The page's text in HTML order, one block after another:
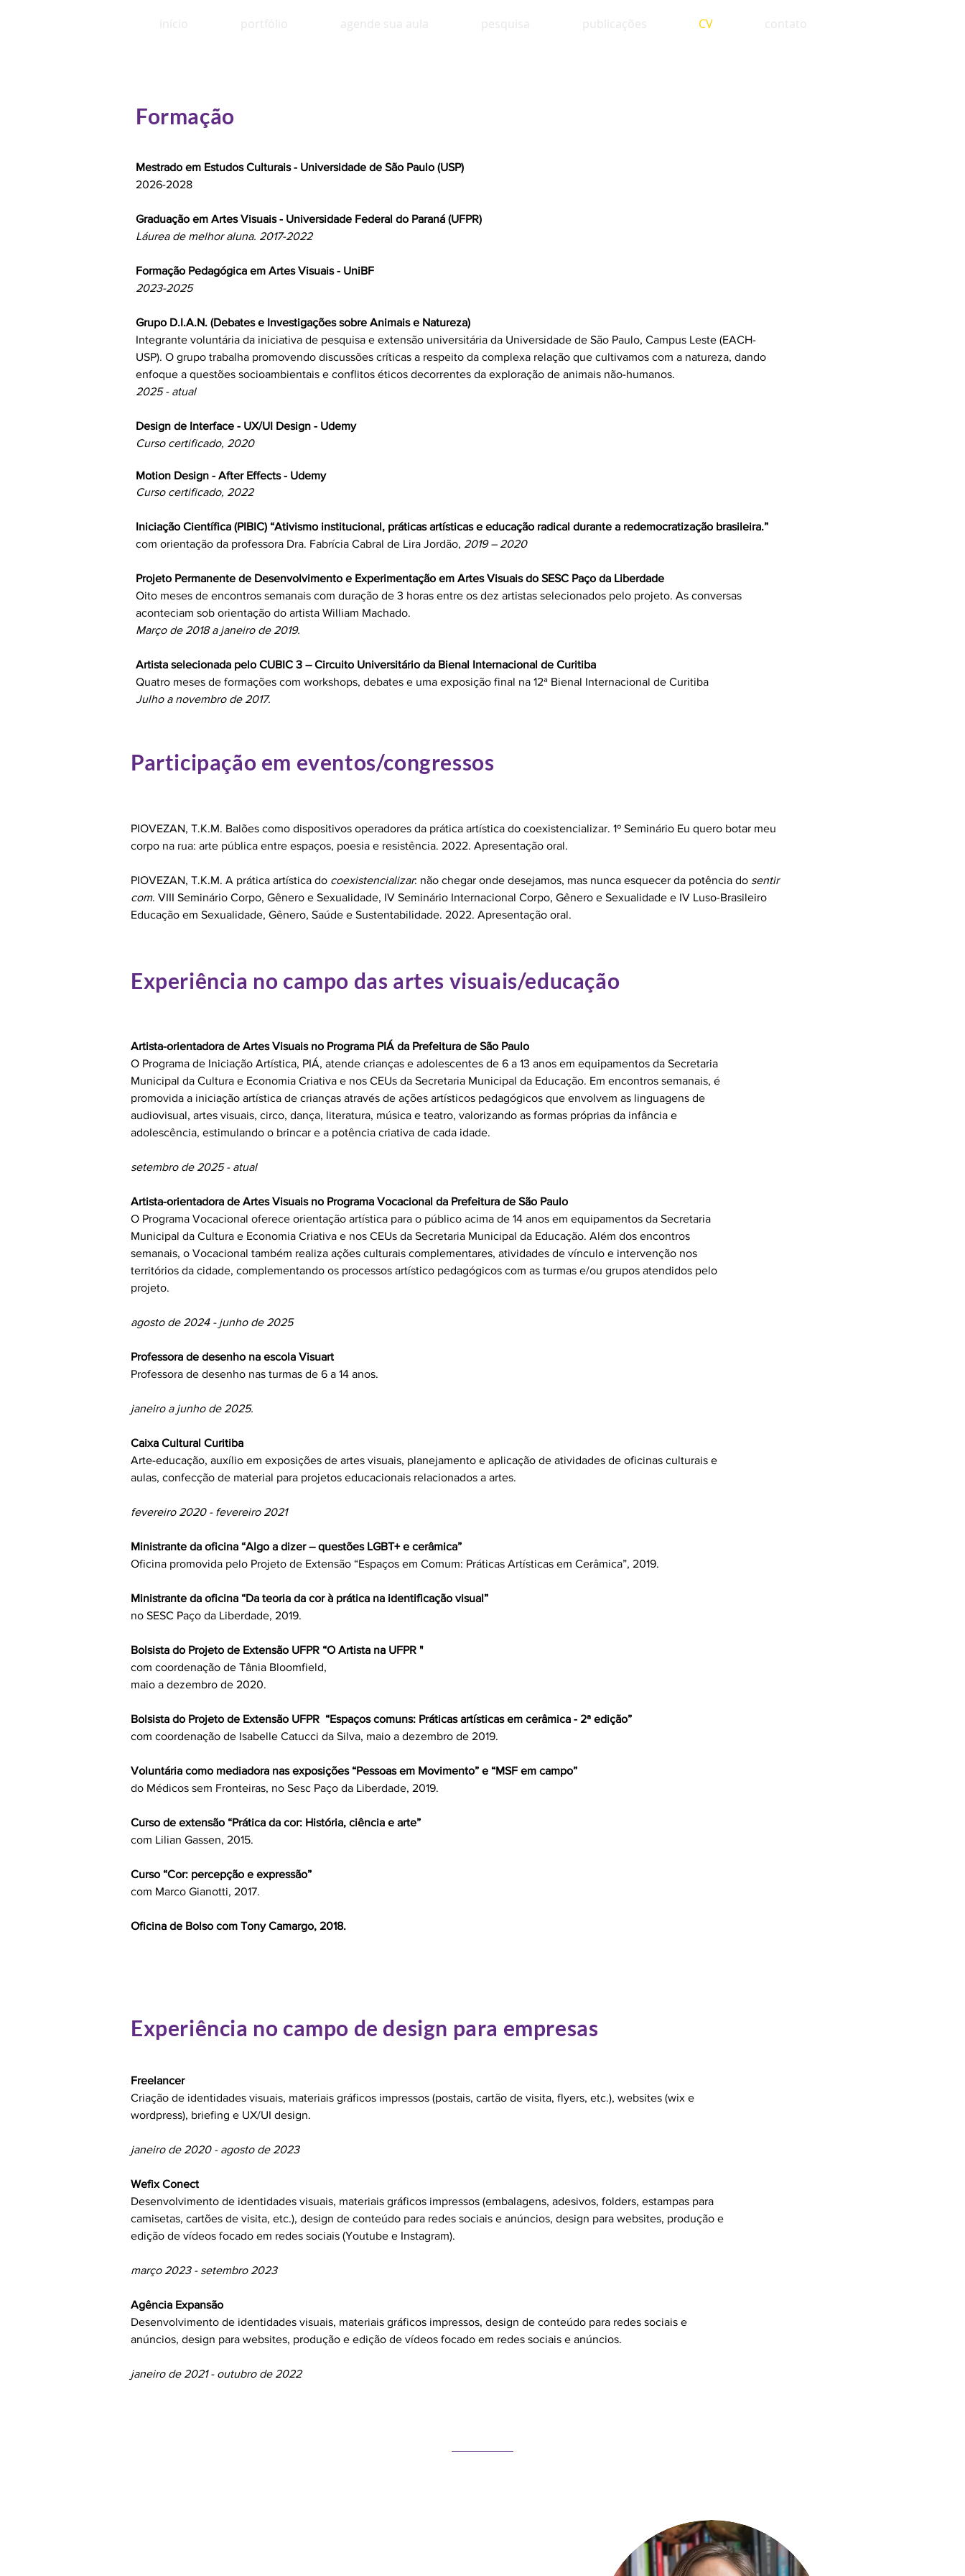
início portfólio agende sua aula pesquisa publicações CV contato
Formação
Mestrado em Estudos Culturais - Universidade de São Paulo (USP)
2026-2028
Graduação em Artes Visuais - Universidade Federal do Paraná (UFPR)
Láurea de melhor aluna. 2017-2022
Formação Pedagógica em Artes Visuais - UniBF
2023-2025
Grupo D.I.A.N. (Debates e Investigações sobre Animais e Natureza)
Integrante voluntária da iniciativa de pesquisa e extensão universitária da Universidade de São Paulo, Campus Leste (EACH-
USP). O grupo trabalha promovendo discussões críticas a respeito da complexa relação que cultivamos com a natureza, dando
enfoque a questões socioambientais e conflitos éticos decorrentes da exploração de animais não-humanos.
2025 - atual
Design de Interface - UX/UI Design - Udemy
Curso certificado, 2020
Motion Design - After Effects - Udemy
Curso certificado, 2022
Iniciação Científica (PIBIC) “Ativismo institucional, práticas artísticas e educação radical durante a redemocratização brasileira.”
com orientação da professora Dra. Fabrícia Cabral de Lira Jordão, 2019 – 2020
Projeto Permanente de Desenvolvimento e Experimentação em Artes Visuais do SESC Paço da Liberdade
Oito meses de encontros semanais com duração de 3 horas entre os dez artistas selecionados pelo projeto. As conversas
aconteciam sob orientação do artista William Machado.
Março de 2018 a janeiro de 2019.
Artista selecionada pelo CUBIC 3 – Circuito Universitário da Bienal Internacional de Curitiba
Quatro meses de formações com workshops, debates e uma exposição final na 12ª Bienal Internacional de Curitiba
Julho a novembro de 2017.
Participação em eventos/congressos
PIOVEZAN, T.K.M. Balões como dispositivos operadores da prática artística do coexistencializar. 1º Seminário Eu quero botar meu
corpo na rua: arte pública entre espaços, poesia e resistência. 2022. Apresentação oral.
PIOVEZAN, T.K.M. A prática artística do coexistencializar: não chegar onde desejamos, mas nunca esquecer da potência do sentir
com. VIII Seminário Corpo, Gênero e Sexualidade, IV Seminário Internacional Corpo, Gênero e Sexualidade e IV Luso-Brasileiro
Educação em Sexualidade, Gênero, Saúde e Sustentabilidade. 2022. Apresentação oral.
Experiência no campo das artes visuais/educação
Artista-orientadora de Artes Visuais no Programa PIÁ da Prefeitura de São Paulo
O Programa de Iniciação Artística, PIÁ, atende crianças e adolescentes de 6 a 13 anos em equipamentos da Secretaria
Municipal da Cultura e Economia Criativa e nos CEUs da Secretaria Municipal da Educação. Em encontros semanais, é
promovida a iniciação artística de crianças através de ações artísticos pedagógicos que envolvem as linguagens de
audiovisual, artes visuais, circo, dança, literatura, música e teatro, valorizando as formas próprias da infância e
adolescência, estimulando o brincar e a potência criativa de cada idade.
setembro de 2025 - atual
Artista-orientadora de Artes Visuais no Programa Vocacional da Prefeitura de São Paulo
O Programa Vocacional oferece orientação artística para o público acima de 14 anos em equipamentos da Secretaria
Municipal da Cultura e Economia Criativa e nos CEUs da Secretaria Municipal da Educação. Além dos encontros
semanais, o Vocacional também realiza ações culturais complementares, atividades de vínculo e intervenção nos
territórios da cidade, complementando os processos artístico pedagógicos com as turmas e/ou grupos atendidos pelo
projeto.
agosto de 2024 - junho de 2025
Professora de desenho na escola Visuart
Professora de desenho nas turmas de 6 a 14 anos.
janeiro a junho de 2025.
Caixa Cultural Curitiba
Arte-educação, auxílio em exposições de artes visuais, planejamento e aplicação de atividades de oficinas culturais e
aulas, confecção de material para projetos educacionais relacionados a artes.
fevereiro 2020 - fevereiro 2021
Ministrante da oficina “Algo a dizer – questões LGBT+ e cerâmica”
Oficina promovida pelo Projeto de Extensão “Espaços em Comum: Práticas Artísticas em Cerâmica”, 2019.
Ministrante da oficina “Da teoria da cor à prática na identificação visual”
no SESC Paço da Liberdade, 2019.
Bolsista do Projeto de Extensão UFPR “O Artista na UFPR "
com coordenação de Tânia Bloomfield,
maio a dezembro de 2020.
Bolsista do Projeto de Extensão UFPR “Espaços comuns: Práticas artísticas em cerâmica - 2ª edição”
com coordenação de Isabelle Catucci da Silva, maio a dezembro de 2019.
Voluntária como mediadora nas exposições “Pessoas em Movimento” e “MSF em campo”
do Médicos sem Fronteiras, no Sesc Paço da Liberdade, 2019.
Curso de extensão “Prática da cor: História, ciência e arte”
com Lilian Gassen, 2015.
Curso “Cor: percepção e expressão”
com Marco Gianotti, 2017.
Oficina de Bolso com Tony Camargo, 2018.
Experiência no campo de design para empresas
Freelancer
Criação de identidades visuais, materiais gráficos impressos (postais, cartão de visita, flyers, etc.), websites (wix e
wordpress), briefing e UX/UI design.
janeiro de 2020 - agosto de 2023
Wefix Conect
Desenvolvimento de identidades visuais, materiais gráficos impressos (embalagens, adesivos, folders, estampas para
camisetas, cartões de visita, etc.), design de conteúdo para redes sociais e anúncios, design para websites, produção e
edição de vídeos focado em redes sociais (Youtube e Instagram).
março 2023 - setembro 2023
Agência Expansão
Desenvolvimento de identidades visuais, materiais gráficos impressos, design de conteúdo para redes sociais e
anúncios, design para websites, produção e edição de vídeos focado em redes sociais e anúncios.
janeiro de 2021 - outubro de 2022